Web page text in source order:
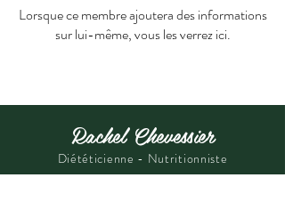
Lorsque ce membre ajoutera des informations
sur lui-même, vous les verrez ici.
Rachel Chevessier
Diététicienne - Nutritionniste